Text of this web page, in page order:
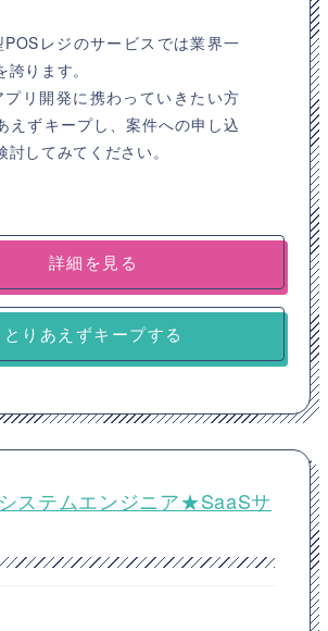
レジのサービスでは業界一
ります。
リ開発に携わっていきたい方
えずキープし、案件への申し込
討してみてください。
詳細を見る
とりあえずキープする
ステムエンジニア★SaaSサ